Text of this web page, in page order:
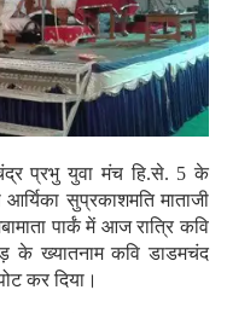
प्रभु युवा मंच हि.से. 5 के
सुप्रकाशमति माताजी
पार्कं में आज रात्रि कवि
के ख्यातनाम कवि डाडमचंद
कर दिया।